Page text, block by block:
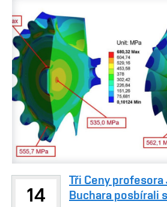
14
Tři Ceny profesora
Buchara posbírali